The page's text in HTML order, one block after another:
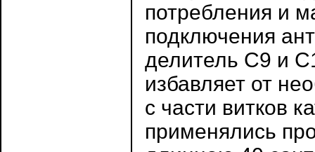
потребления и
подключения
делитель С9 и
избавляет от
с части витков
применялись